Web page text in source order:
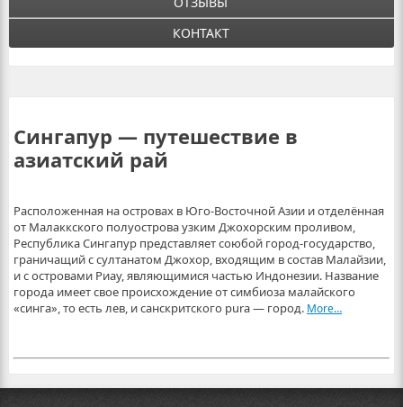
КОНТАКТ
Сингапур — путешествие в
азиатский рай
Расположенная на островах в Юго-Восточной Азии и отделённая
от Малаккского полуострова узким Джохорским проливом,
Республика Сингапур представляет союбой город-государство,
граничащий с султанатом Джохор, входящим в состав Малайзии,
и с островами Риау, являющимися частью Индонезии. Название
города имеет свое происхождение от симбиоза малайского
«синга», то есть лев, и санскритского pura — город. More…